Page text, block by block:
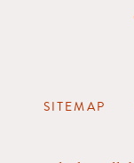
SITEMAP